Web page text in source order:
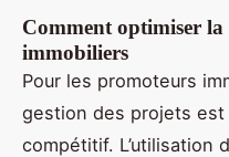
Comment optimiser la
immobiliers
Pour les promoteurs
gestion des projets
compétitif. L’utilisation